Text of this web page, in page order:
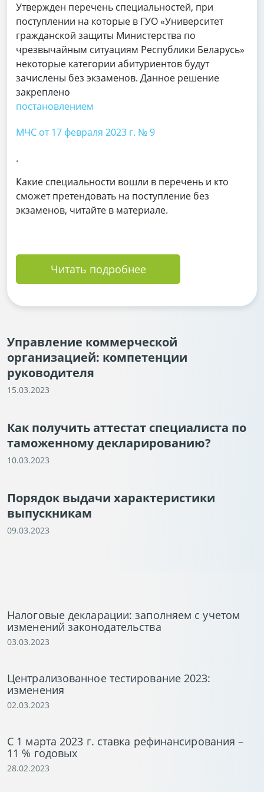
Утвержден перечень специальностей, при
поступлении на которые в ГУО «Университет
гражданской защиты Министерства по
чрезвычайным ситуациям Республики Беларусь»
некоторые категории абитуриентов будут
зачислены без экзаменов. Данное решение
закреплено
постановлением
МЧС от 17 февраля 2023 г. № 9
.
Какие специальности вошли в перечень и кто
сможет претендовать на поступление без
экзаменов, читайте в материале.
Читать подробнее
Управление коммерческой
организацией: компетенции
руководителя
15.03.2023
Как получить аттестат специалиста по
таможенному декларированию?
10.03.2023
Порядок выдачи характеристики
выпускникам
09.03.2023
Налоговые декларации: заполняем с учетом
изменений законодательства
03.03.2023
Централизованное тестирование 2023:
изменения
02.03.2023
С 1 марта 2023 г. ставка рефинансирования –
11 % годовых
28.02.2023